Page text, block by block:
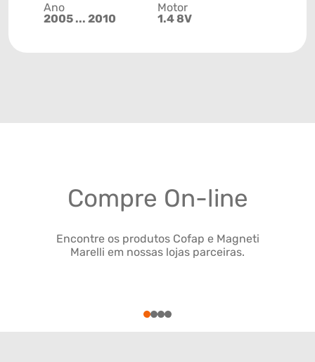
Ano
2005 ... 2010
Motor
1.4 8V
Compre On-line
Encontre os produtos Cofap e Magneti
Marelli em nossas lojas parceiras.
1234